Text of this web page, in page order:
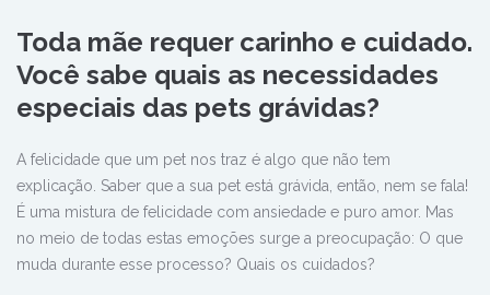
Toda mãe requer carinho e cuidado.
Você sabe quais as necessidades
especiais das pets grávidas?
A felicidade que um pet nos traz é algo que não tem
explicação. Saber que a sua pet está grávida, então, nem se fala!
É uma mistura de felicidade com ansiedade e puro amor. Mas
no meio de todas estas emoções surge a preocupação: O que
muda durante esse processo? Quais os cuidados?